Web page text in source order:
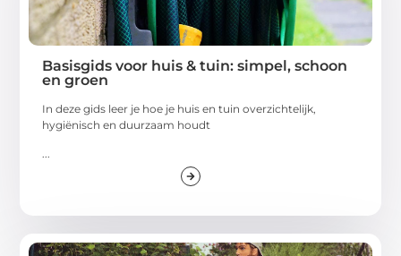
Basisgids voor huis & tuin: simpel, schoon
en groen
In deze gids leer je hoe je huis en tuin overzichtelijk,
hygiënisch en duurzaam houdt
...